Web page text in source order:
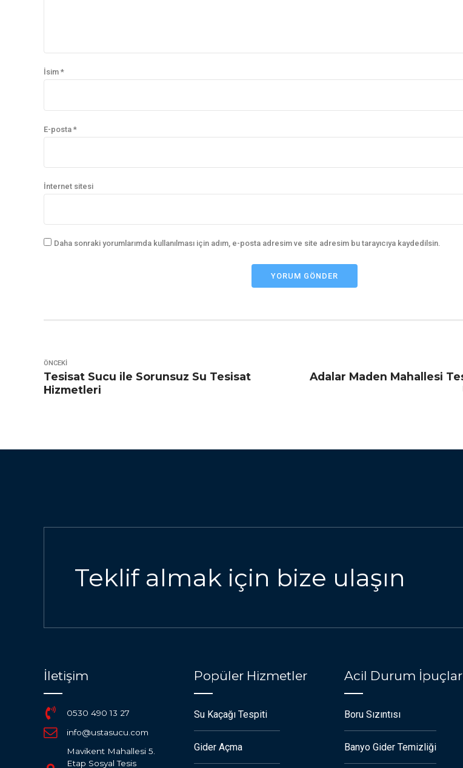
İsim *
E-posta *
İnternet sitesi
Daha sonraki yorumlarımda kullanılması için adım, e-posta adresim ve site adresim bu tarayıcıya kaydedilsin.
YORUM GÖNDER
ÖNCEKI
Tesisat Sucu ile Sorunsuz Su Tesisat
Hizmetleri
Adalar Maden Mahallesi
Teklif almak için bize ulaşın
İletişim
0530 490 13 27
info@ustasucu.com
Mavikent Mahallesi 5.
Etap Sosyal Tesis
Popüler Hizmetler
Su Kaçağı Tespiti
Gider Açma
Acil Durum
Boru Sızıntısı
Banyo Gider Temizliği